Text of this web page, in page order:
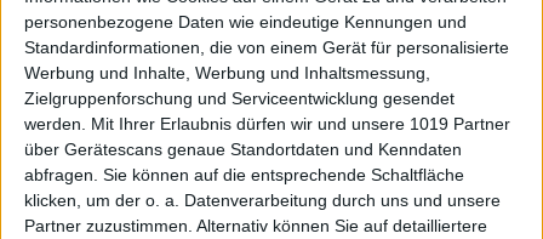
personenbezogene Daten wie eindeutige Kennungen und
Standardinformationen, die von einem Gerät für personalisierte
Werbung und Inhalte, Werbung und Inhaltsmessung,
Zielgruppenforschung und Serviceentwicklung gesendet
werden.
Mit Ihrer Erlaubnis dürfen wir und unsere 1019 Partner
über Gerätescans genaue Standortdaten und Kenndaten
abfragen. Sie können auf die entsprechende Schaltfläche
klicken, um der o. a. Datenverarbeitung durch uns und unsere
Partner zuzustimmen. Alternativ können Sie auf detailliertere